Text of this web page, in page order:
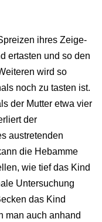
ihres Zeige-
ertasten und so den
wird so
noch zu tasten ist.
der Mutter etwa vier
der
austretenden
die Hebamme
wie tief das Kind
Untersuchung
das Kind
man auch anhand